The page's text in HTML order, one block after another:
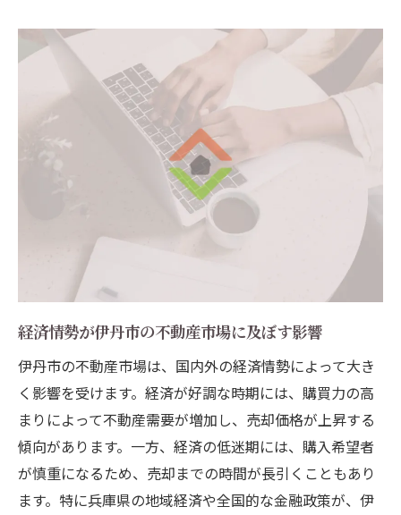
経済情勢が伊丹市の不動産市場に及ぼす影響
伊丹市の不動産市場は、国内外の経済情勢によって大き
く影響を受けます。経済が好調な時期には、購買力の高
まりによって不動産需要が増加し、売却価格が上昇する
傾向があります。一方、経済の低迷期には、購入希望者
が慎重になるため、売却までの時間が長引くこともあり
ます。特に兵庫県の地域経済や全国的な金融政策が、伊